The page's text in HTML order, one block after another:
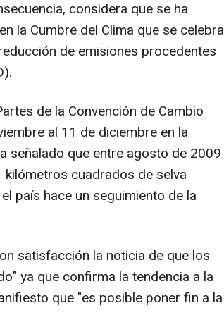
considera que se ha
la Cumbre del Clima que se celebra
de emisiones procedentes
de la Convención de Cambio
al 11 de diciembre en la
señalado que entre agosto de 2009
cuadrados de selva
país hace un seguimiento de la
satisfacción la noticia de que los
ya que confirma la tendencia a la
que "es posible poner fin a la